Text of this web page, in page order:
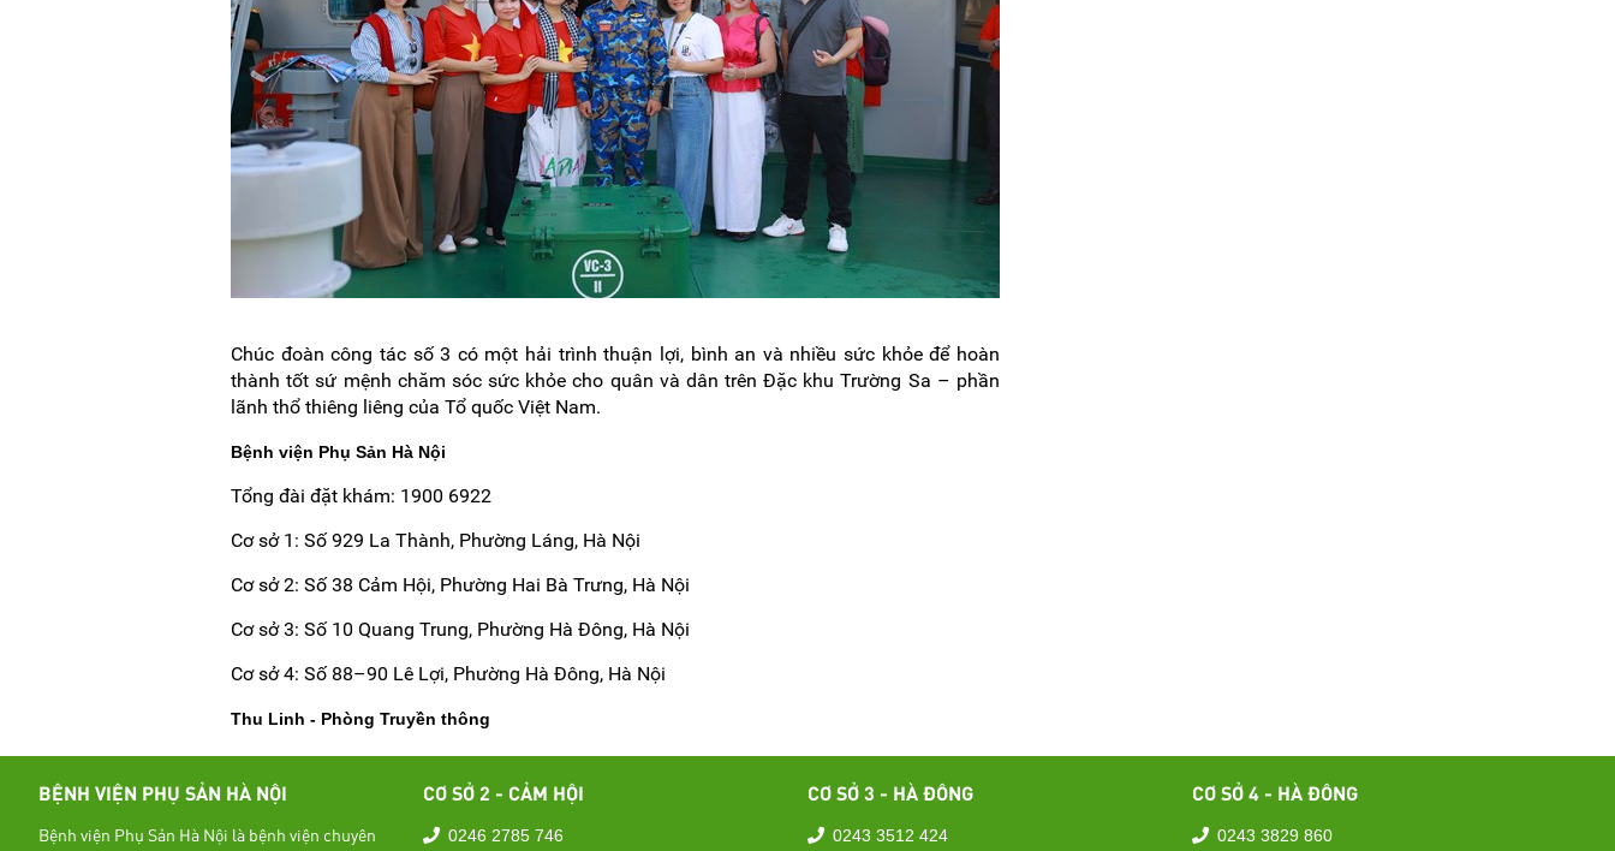
Chúc đoàn công tác số 3 có một hải trình thuận lợi, bình an và nhiều sức khỏe để hoàn
thành tốt sứ mệnh chăm sóc sức khỏe cho quân và dân trên Đặc khu Trường Sa – phần
lãnh thổ thiêng liêng của Tổ quốc Việt Nam.
Bệnh viện Phụ Sản Hà Nội
Tổng đài đặt khám: 1900 6922
Cơ sở 1: Số 929 La Thành, Phường Láng, Hà Nội
Cơ sở 2: Số 38 Cảm Hội, Phường Hai Bà Trưng, Hà Nội
Cơ sở 3: Số 10 Quang Trung, Phường Hà Đông, Hà Nội
Cơ sở 4: Số 88–90 Lê Lợi, Phường Hà Đông, Hà Nội
Thu Linh - Phòng Truyền thông
BỆNH VIỆN PHỤ SẢN HÀ NỘI
Bệnh viện Phụ Sản Hà Nội là bệnh viện chuyên
CƠ SỞ 2 - CẢM HỘI
0246 2785 746
CƠ SỞ 3 - HÀ ĐÔNG
0243 3512 424
CƠ SỞ 4 - HÀ ĐÔNG
0243 3829 860